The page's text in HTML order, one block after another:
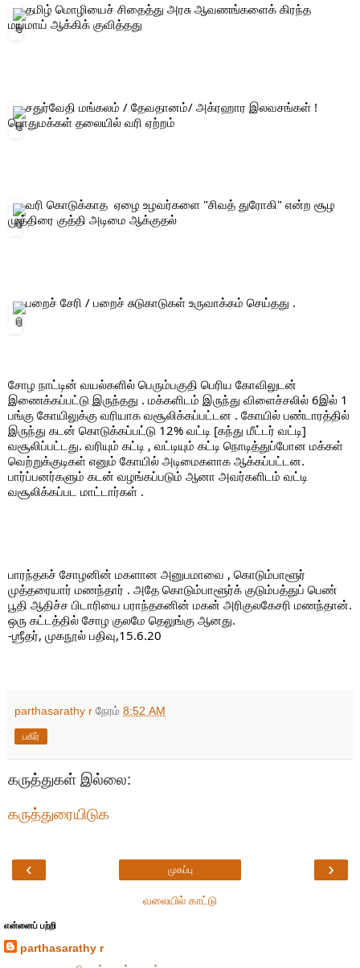
தமிழ் மொழியைச் சிதைத்து அரசு ஆவணங்களைக் கிரந்த
மயமாய் ஆக்கிக் குவித்தது
சதுர்வேதி மங்கலம் / தேவதானம்/ அக்ரஹார இலவசங்கள் !
பொதுமக்கள் தலையில் வரி ஏற்றம்
வரி கொடுக்காத  ஏழை உழவர்களை "சிவத் துரோகி" என்ற சூழ
முத்திரை குத்தி அடிமை ஆக்குதல்
பறைச் சேரி / பறைச் சுடுகாடுகள் உருவாக்கம் செய்தது .
சோழ நாட்டின் வயல்களில் பெரும்பகுதி பெரிய கோவிலுடன்
இணைக்கப்பட்டு இருந்தது . மக்களிடம் இருந்து விளைச்சலில் 6இல் 1
பங்கு கோயிலுக்கு வரியாக வசூலிக்கப்பட்டன . கோயில் பண்டாரத்தில்
இருந்து கடன் கொடுக்கப்பட்டு 12% வட்டி [கந்து மீட்டர் வட்டி]
வசூலிப்பட்டது. வரியும் கட்டி , வட்டியும் கட்டி நொடித்துப்போன மக்கள்
வெற்றுக்குடிகள் எனும் கோயில் அடிமைகளாக ஆக்கப்பட்டன.
பார்ப்பனர்களும் கடன் வழங்கப்படும் ஆனா அவர்களிடம் வட்டி
வசூலிக்கப்பட மாட்டார்கள் .
பாரந்தகச் சோழனின் மகளான அனுபமாவை , கொடும்பாளூர்
முத்தரையார் மணந்தார் . அதே கொடும்பாளூர்க் குடும்பத்துப் பெண்
பூதி ஆதிச்ச பிடாரியை பராந்தகனின் மகன் அரிகுலகேசரி மணந்தான்.
ஒரு கட்டத்தில் சோழ குலமே தெலுங்கு ஆனது.
-ஶ்ரீதர், முகநூல் பதிவு,15.6.20
parthasarathy r நேரம் 8:52 AM
பகிர்
கருத்துகள் இல்லை:
கருத்துரையிடுக
‹ ›
முகப்பு
வலையில் காட்டு
என்னைப் பற்றி
parthasarathy r